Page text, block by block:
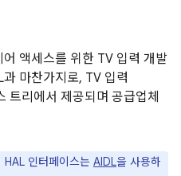
액세스를 위한 TV 입력 개발
마찬가지로, TV 입력
트리에서 제공되며 공급업체
인터페이스는 AIDL을 사용하